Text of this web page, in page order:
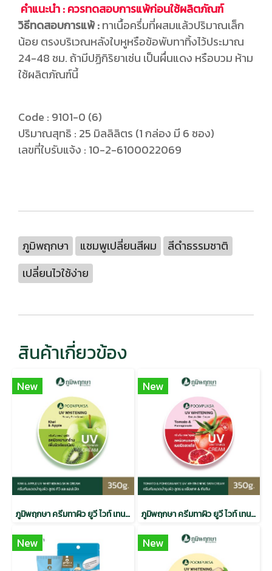
คำแนะนำ : ควรทดสอบการแพ้ก่อนใช้ผลิตภัณฑ์
วิธีทดสอบการแพ้ :ทาเนื้อครึ่มที่ผสมแล้วปริมาณเล็ก
น้อย ตรงบริเวณหลังใบหูหรือข้อพับทาทิ้งไว้ประมาณ
24-48 ชม. ถ้ามีปฏิกิริยาเช่น เป็นผื่นแดง หรือบวม ห้าม
ใช้ผลิตภัณฑ์นี้
Code : 9101-0 (6)
ปริมาณสุทธิ : 25 มิลลิลิตร (1 กล่อง มี 6 ซอง)
เลขที่ใบรับแจ้ง : 10-2-6100022069
ภูมิพฤกษา แชมพูเปลี่ยนสีผม
สีดำธรรมชาติ
เปลี่ยนไวใช้ง่าย
สินค้าเกี่ยวข้อง
New
ภูมิพฤกษา ครีมทาผิว ยูวี ไวท์ เทนนิ่ง บิวตี้สกิน ครีม กีวี & แอปเปิ้ล 350g. CODE 9338-2
New
ภูมิพฤกษา ครีมทาผิว ยูวี ไวท์ เทนนิ่ง บิวตี้ สกินครีม สูตรมะเขือเทศและทับทิม CODE 9338-1
New New